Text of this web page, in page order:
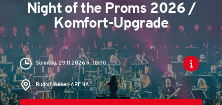
Night of the Proms 2026 /
Komfort-Upgrade
Sonntag, 29.11.2026 18:00
Rudolf Weber-ARENA